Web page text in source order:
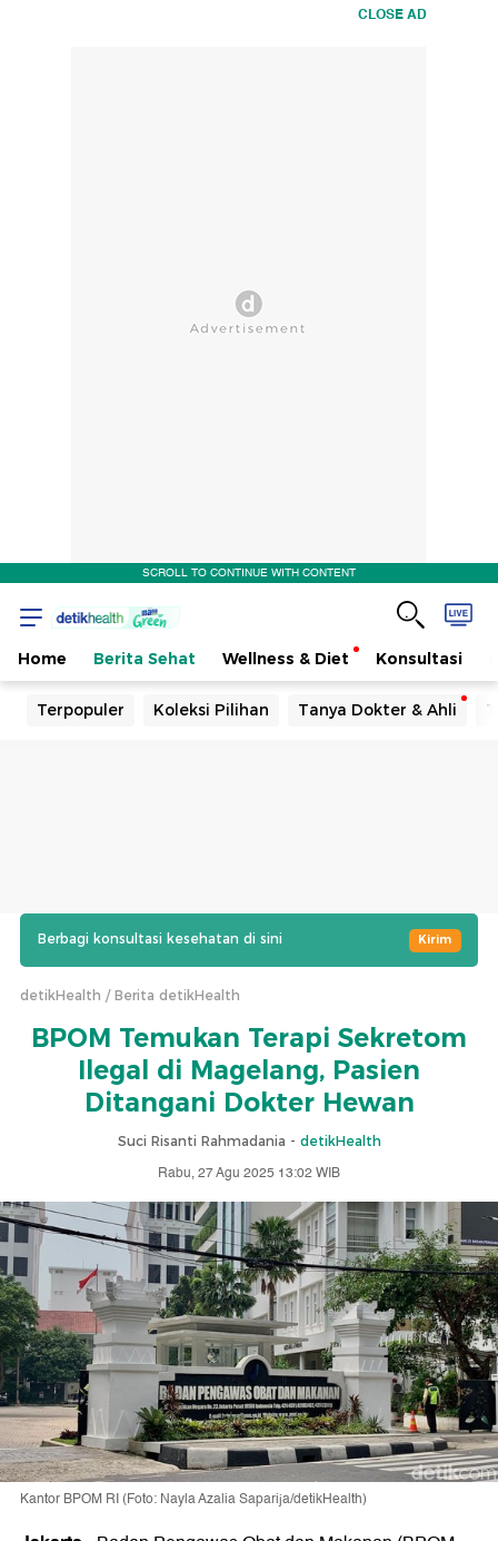
CLOSE AD
SCROLL TO CONTINUE WITH CONTENT
Home Berita Sehat Wellness & Diet Konsultasi
Terpopuler Koleksi Pilihan Tanya Dokter & Ahli
Berbagi konsultasi kesehatan di sini Kirim
detikHealth Berita detikHealth
BPOM Temukan Terapi Sekretom
Ilegal di Magelang, Pasien
Ditangani Dokter Hewan
Suci Risanti Rahmadania - detikHealth
Rabu, 27 Agu 2025 13:02 WIB
Kantor BPOM RI (Foto: Nayla Azalia Saparija/detikHealth)